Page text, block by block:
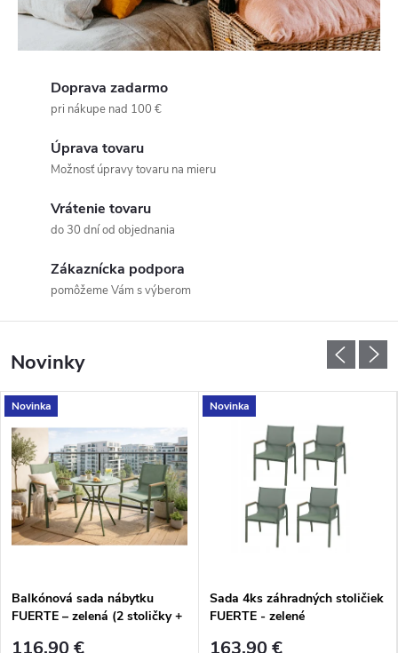
Doprava zadarmo
pri nákupe nad 100 €
Úprava tovaru
Možnosť úpravy tovaru na mieru
Vrátenie tovaru
do 30 dní od objednania
Zákaznícka podpora
pomôžeme Vám s výberom
Novinky
Novinka
Balkónová sada nábytku
FUERTE – zelená (2 stoličky +
116,90 €
Novinka
Sada 4ks záhradných stoličiek
FUERTE - zelené
163,90 €